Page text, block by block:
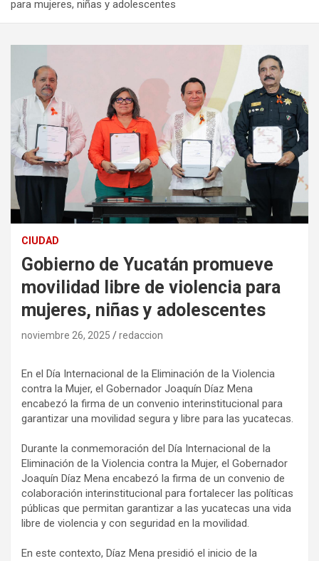
para mujeres, niñas y adolescentes
CIUDAD
Gobierno de Yucatán promueve
movilidad libre de violencia para
mujeres, niñas y adolescentes
noviembre 26, 2025 redaccion
En el Día Internacional de la Eliminación de la Violencia
contra la Mujer, el Gobernador Joaquín Díaz Mena
encabezó la firma de un convenio interinstitucional para
garantizar una movilidad segura y libre para las yucatecas.
Durante la conmemoración del Día Internacional de la
Eliminación de la Violencia contra la Mujer, el Gobernador
Joaquín Díaz Mena encabezó la firma de un convenio de
colaboración interinstitucional para fortalecer las políticas
públicas que permitan garantizar a las yucatecas una vida
libre de violencia y con seguridad en la movilidad.
En este contexto, Díaz Mena presidió el inicio de la